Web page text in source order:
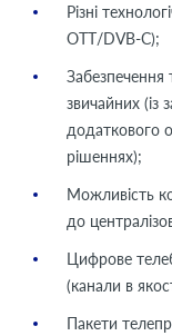
Різні
ОТТ/DVB-C);
Забезпечення
звичайних (із
додаткового
рішеннях);
Можливість
до
Цифрове
(канали в
Пакети